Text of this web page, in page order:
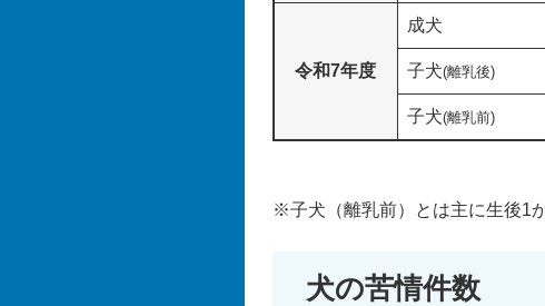
令和7年度
成犬
子犬(離乳後)
子犬(離乳前)
※子犬（離乳前）とは主に生後1
犬の苦情件数